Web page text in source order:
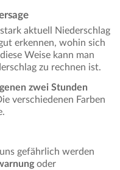
aktuell Niederschlag
erkennen, wohin sich
Weise kann man
zu rechnen ist.
zwei Stunden
verschiedenen Farben
gefährlich werden
oder